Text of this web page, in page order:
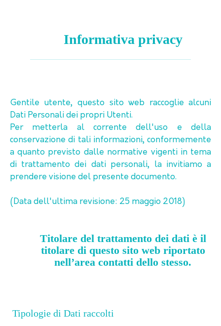
Informativa privacy
Gentile utente, questo sito web raccoglie alcuni
Dati Personali dei propri Utenti.
Per metterla al corrente dell'uso e della
conservazione di tali informazioni, conformemente
a quanto previsto dalle normative vigenti in tema
di trattamento dei dati personali, la invitiamo a
prendere visione del presente documento.
(Data dell'ultima revisione: 25 maggio 2018)
Titolare del trattamento dei dati è il
titolare di questo sito web riportato
nell’area contatti dello stesso.
Tipologie di Dati raccolti